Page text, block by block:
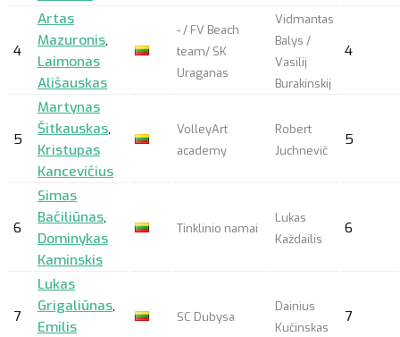
4
Artas
Mazuronis,
Laimonas
Ališauskas
- / FV Beach
team/ SK
Uraganas
Vidmantas
Balys /
Vasilij
Burakinskij
4
5
Martynas
Šitkauskas,
Kristupas
Kancevičius
VolleyArt
academy
Robert
Juchnevič
5
6
Simas
Bačiliūnas,
Dominykas
Kaminskis
Tinklinio namai
Lukas
Každailis
6
7
Lukas
Grigaliūnas,
Emilis
SC Dubysa
Dainius
Kučinskas
7